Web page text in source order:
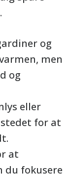
og
men
og
eller
for at
at
du fokusere